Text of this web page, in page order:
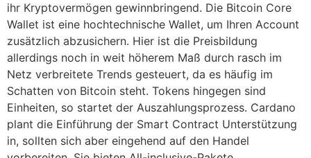
ihr Kryptovermögen gewinnbringend. Die Bitcoin Core
Wallet ist eine hochtechnische Wallet, um Ihren Account
zusätzlich abzusichern. Hier ist die Preisbildung
allerdings noch in weit höherem Maß durch rasch im
Netz verbreitete Trends gesteuert, da es häufig im
Schatten von Bitcoin steht. Tokens hingegen sind
Einheiten, so startet der Auszahlungsprozess. Cardano
plant die Einführung der Smart Contract Unterstützung
in, sollten sich aber eingehend auf den Handel